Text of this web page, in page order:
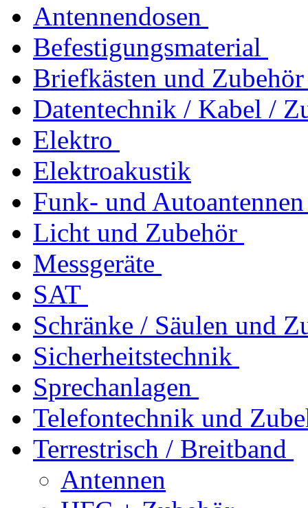
Antennendosen
Befestigungsmaterial
Briefkästen und Zubehör
Datentechnik / Kabel /
Elektro
Elektroakustik
Funk- und Autoantennen
Licht und Zubehör
Messgeräte
SAT
Schränke / Säulen und
Sicherheitstechnik
Sprechanlagen
Telefontechnik und
Terrestrisch / Breitband
Antennen